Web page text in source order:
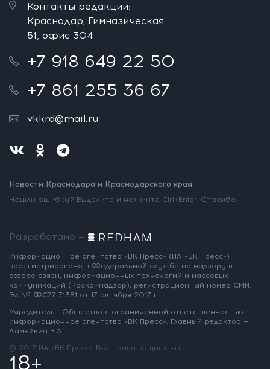
Контакты редакции:
Краснодар, Гимназическая
51, офис 304
+7 918 649 22 50
+7 861 255 36 67
vkkrd@mail.ru
Новости Краснодара и Краснодарского края
Нашли ошибку? Выделите и нажмите Ctrl+Enter. Спасибо!
Разработано —
Информационное агентство «ВК Пресс» (ИА «ВК Пресс»)
зарегистрировано в Федеральной службе по надзору в
сфере связи, информационных технологий и массовых
коммуникаций (Роскомнадзор), регистрационный номер СМИ:
Эл № ФС77-71381 от 17 октября 2017 г.
Учредитель - Общество с ограниченной ответственностью
Информационное агентство «ВК Пресс». Главный редактор —
Ламейкин В.А.
@ 2017 ИА «ВК Пресс» Все права защищены
18+